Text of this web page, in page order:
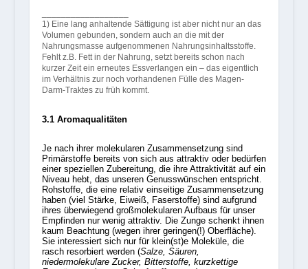
1) Eine lang anhaltende Sättigung ist aber nicht nur an das
Volumen gebunden, sondern auch an die mit der
Nahrungsmasse aufgenommenen Nahrungsinhaltsstoffe.
Fehlt z.B. Fett in der Nahrung, setzt bereits schon nach
kurzer Zeit ein erneutes Essverlangen ein – das eigentlich
im Verhältnis zur noch vorhandenen Fülle des Magen-
Darm-Traktes zu früh kommt.
3.1 Aromaqualitäten
Je nach ihrer molekularen Zusammensetzung sind
Primärstoffe bereits von sich aus attraktiv oder bedürfen
einer speziellen Zubereitung, die ihre Attraktivität auf ein
Niveau hebt, das unseren Genusswünschen entspricht.
Rohstoffe, die eine relativ einseitige Zusammensetzung
haben (viel Stärke, Eiweiß, Faserstoffe) sind aufgrund
ihres überwiegend großmolekularen Aufbaus für unser
Empfinden nur wenig attraktiv. Die Zunge schenkt ihnen
kaum Beachtung (wegen ihrer geringen(!) Oberfläche).
Sie interessiert sich nur für klein(st)e Moleküle, die
rasch resorbiert werden (Salze, Säuren,
niedermolekulare Zucker, Bitterstoffe, kurzkettige